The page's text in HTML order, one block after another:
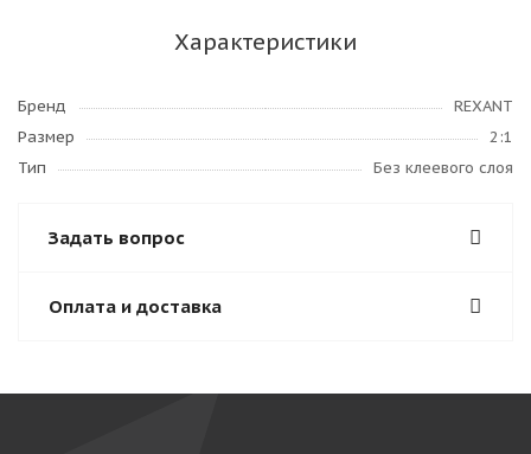
Характеристики
Бренд
REXANT
Размер
2:1
Тип
Без клеевого слоя
Задать вопрос
Оплата и доставка